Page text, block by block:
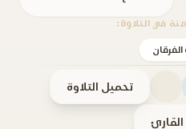
في التلاوة:
تحميل التلاوة